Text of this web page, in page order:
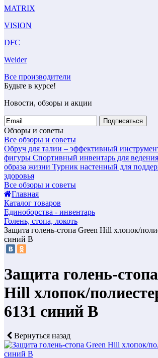
MATRIX
VISION
DFC
Weider
Все производители
Будьте в курсе!
Новости, обзоры и акции
Подписаться
Обзоры и советы
Все обзоры и советы
Обруч для талии – эффективный
фигуры Спортивный инвентарь для
образа жизни Турник настенный для
здоровья
Все обзоры и советы
Главная
Каталог товаров
Единоборства - инвентарь
Голень, стопа, локоть
Защита голень-стопа Green Hill хлопок/
синий В
Защита голень-
Hill хлопок/
6131 синий В
Вернуться назад